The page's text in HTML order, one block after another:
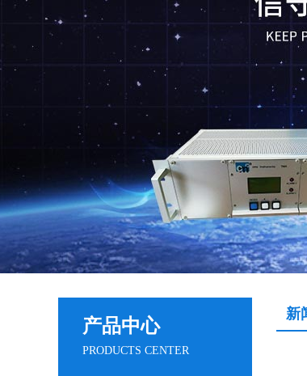
产品中心
PRODUCTS CENTER
新